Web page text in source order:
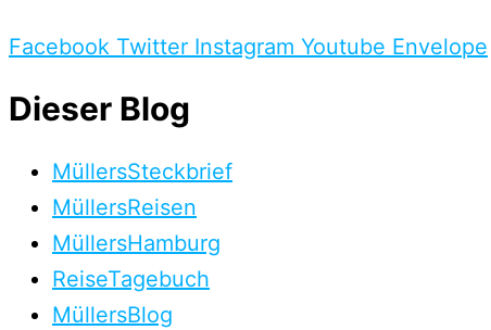
Facebook Twitter Instagram Youtube Envelope
Dieser Blog
MüllersSteckbrief
MüllersReisen
MüllersHamburg
ReiseTagebuch
MüllersBlog